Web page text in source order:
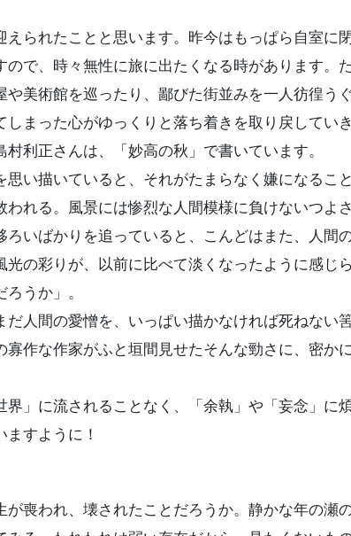
られたことと思います。昨今はもっぱら自室に
ので、時々無性に旅に出たくなる時があります。
や美術館を巡ったり、鄙びた街並みを一人彷徨う
しまった心がゆっくりと落ち着きを取り戻してい
利正さんは、「妙高の秋」で書いています。
い描いていると、それがたまらなく嫌になるこ
われる。風景には惨烈な人間模様に負けないつよ
ろいばかりを追っていると、こんどはまた、人間
光の彩りが、以前に比べて淡くなったように感じ
うか」。
人間の愛憎を、いっぱい描かなければ死ねない
寡作な作家がふと垣間見せたそんな勁さに、密か
」に流されることなく、「余執」や「妄念」に
ますように！
喪われ、壊されたことだろうか。静かな年の瀬